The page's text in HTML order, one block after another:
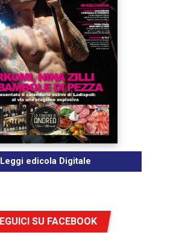
Leggi edicola Digitale
SU FACEBOOK